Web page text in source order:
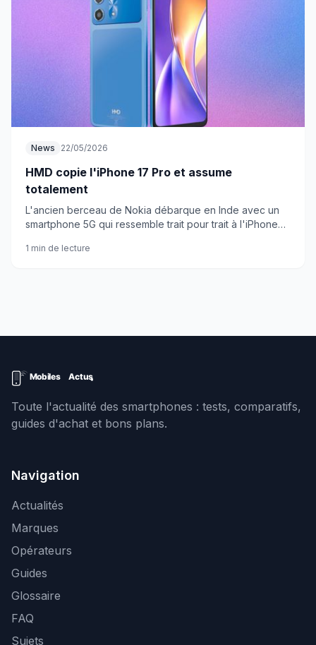
News 22/05/2026
HMD copie l'iPhone 17 Pro et assume
totalement
L'ancien berceau de Nokia débarque en Inde avec un
smartphone 5G qui ressemble trait pour trait à l'iPhone
plagiat assumé.
1 min de lecture
Toute l'actualité des smartphones : tests, comparatifs,
guides d'achat et bons plans.
Navigation
Actualités
Marques
Opérateurs
Guides
Glossaire
FAQ
Sujets